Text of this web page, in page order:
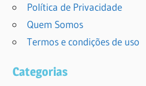
Política de Privacidade
Quem Somos
Termos e condições de uso
Categorias